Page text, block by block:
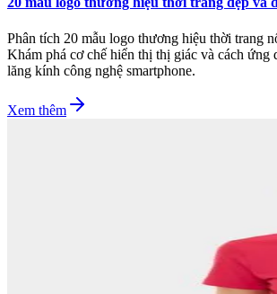
Phân tích 20 mẫu logo thương hiệu thời trang
Khám phá cơ chế hiển thị thị giác và cách ứng
lăng kính công nghệ smartphone.
Xem thêm